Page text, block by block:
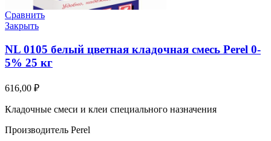
Сравнить
Закрыть
NL 0105 белый цветная кладочная смесь Perel 0-
5% 25 кг
616,00 ₽
Кладочные смеси и клеи специального назначения
Производитель Perel